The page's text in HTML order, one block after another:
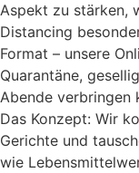
Aspekt zu stärken,
Distancing
Format – unsere
Quarantäne,
Abende verbringen
Das Konzept: Wir
Gerichte und
wie